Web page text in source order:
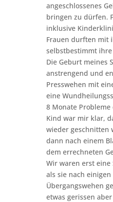
angeschlossenes
bringen zu dürfen.
inklusive
Frauen durften mit
selbstbestimmt
Die Geburt meines
anstrengend und
Presswehen mit
eine
8 Monate
Kind war mir klar,
wieder geschnitten
dann nach einem
dem errechneten
Wir waren erst eine
als sie nach
Übergangswehen
etwas gerissen